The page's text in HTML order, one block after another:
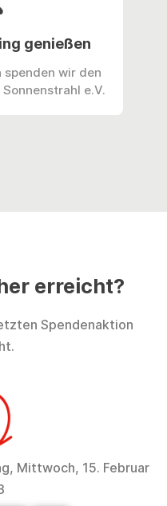
genießen
spenden wir den
e.V.
erreicht?
Spendenaktion
Mittwoch, 15. Februar